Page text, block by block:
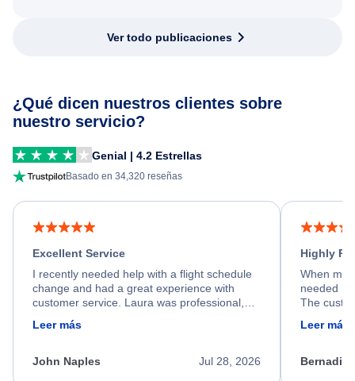
Ver todo publicaciones
¿Qué dicen nuestros clientes sobre
nuestro servicio?
Genial | 4.2 Estrellas
Basado en 34,320 reseñas
Excellent Service
I recently needed help with a flight schedule
change and had a great experience with
customer service. Laura was professional,
friendly, and very helpful throughout the
process. She quickly found a solution and
appreciate her excellent service.
Leer más
Jul 28, 2026
John Naples
Highly
When my
needed
The
calm,
Leer más